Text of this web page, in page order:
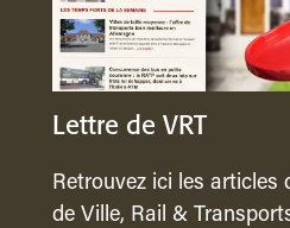
Lettre de VRT
Retrouvez ici les articles
de Ville, Rail &